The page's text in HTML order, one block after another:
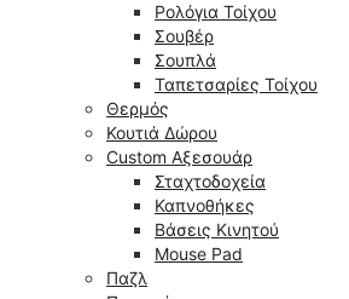
Ρολόγια Τοίχου
Σουβέρ
Σουπλά
Ταπετσαρίες Τοίχου
Θερμός
Κουτιά Δώρου
Custom Αξεσουάρ
Σταχτοδοχεία
Καπνοθήκες
Βάσεις Κινητού
Mouse Pad
Παζλ